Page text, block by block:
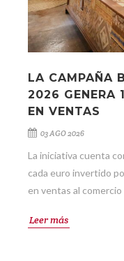
LA CAMPAÑA
2026 GENERA
EN VENTAS
03 AGO 2026
La iniciativa cuenta
cada euro invertido
en ventas al
Leer más